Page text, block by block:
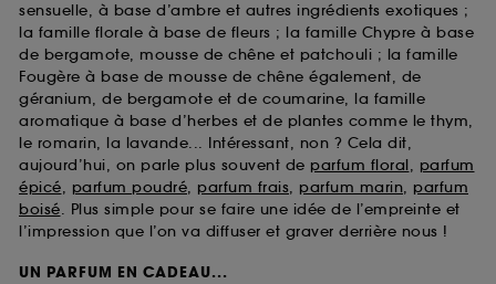
sensuelle, à base d’ambre et autres ingrédients exotiques ;
la famille florale à base de fleurs ; la famille Chypre à base
de bergamote, mousse de chêne et patchouli ; la famille
Fougère à base de mousse de chêne également, de
géranium, de bergamote et de coumarine, la famille
aromatique à base d’herbes et de plantes comme le thym,
le romarin, la lavande... Intéressant, non ? Cela dit,
aujourd’hui, on parle plus souvent de parfum floral, parfum
épicé, parfum poudré, parfum frais, parfum marin, parfum
boisé. Plus simple pour se faire une idée de l’empreinte et
l’impression que l’on va diffuser et graver derrière nous !
UN PARFUM EN CADEAU...